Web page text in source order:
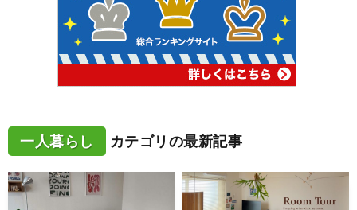
一人暮らし カテゴリの最新記事